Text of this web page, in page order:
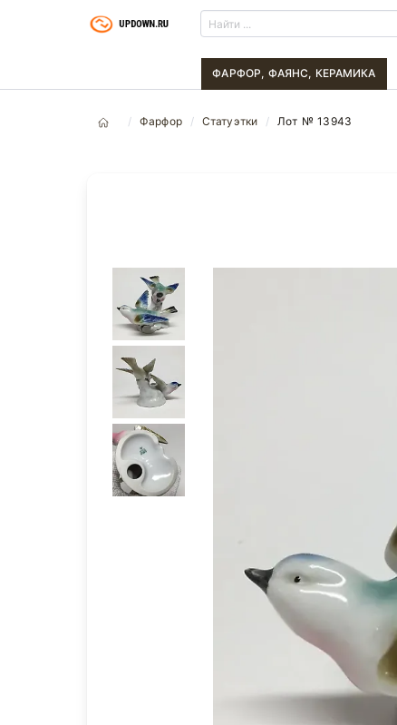
ФАРФОР, ФАЯНС, КЕРАМИКА
Фарфор Статуэтки Лот № 13943